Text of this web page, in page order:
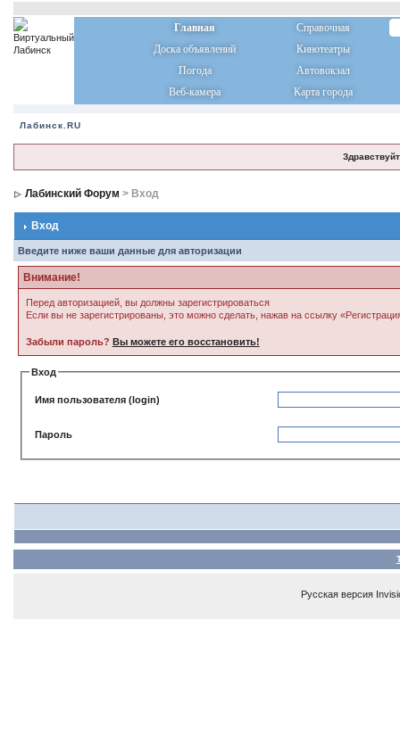
Главная
Справочная
Доска объявлений
Кинотеатры
Погода
Автовокзал
Веб-камера
Карта города
Лабинск.RU
Лабинский Форум > Вход
Вход
Введите ниже ваши данные для авторизации
Внимание!
Перед авторизацией, вы должны зарегистрироваться
Если вы не зарегистрированы, это можно сделать, нажав на ссылку
Забыли пароль? Вы можете его восстановить!
Вход
Имя пользователя (login)
Пароль
Русская версия